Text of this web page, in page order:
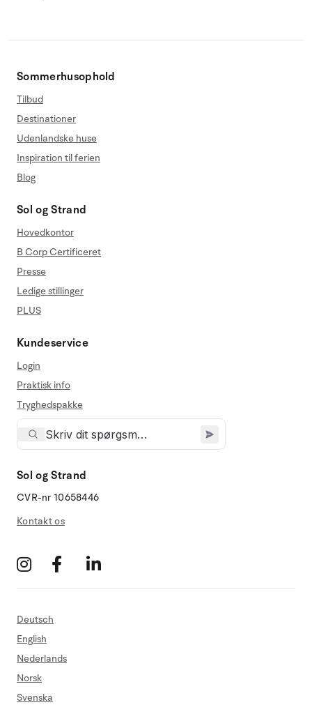
Sommerhusophold
Tilbud
Destinationer
Udenlandske huse
Inspiration til ferien
Blog
Sol og Strand
Hovedkontor
B Corp Certificeret
Presse
Ledige stillinger
PLUS
Kundeservice
Login
Praktisk info
Tryghedspakke
Sol og Strand
CVR-nr 10658446
Kontakt os
Deutsch
English
Nederlands
Norsk
Svenska